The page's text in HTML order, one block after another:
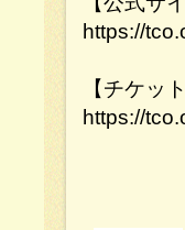
https://
【チケッ
https://